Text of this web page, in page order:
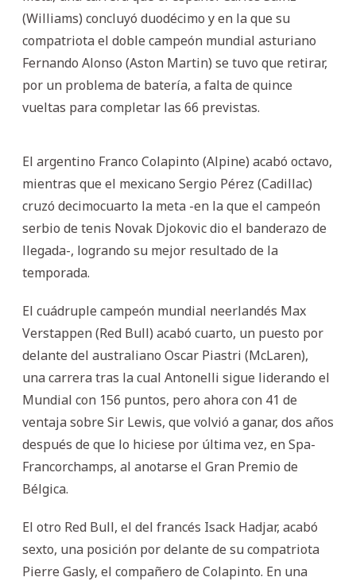
(Williams) concluyó duodécimo y en la que su
compatriota el doble campeón mundial asturiano
Fernando Alonso (Aston Martin) se tuvo que retirar,
por un problema de batería, a falta de quince
vueltas para completar las 66 previstas.
El argentino Franco Colapinto (Alpine) acabó octavo,
mientras que el mexicano Sergio Pérez (Cadillac)
cruzó decimocuarto la meta -en la que el campeón
serbio de tenis Novak Djokovic dio el banderazo de
llegada-, logrando su mejor resultado de la
temporada.
El cuádruple campeón mundial neerlandés Max
Verstappen (Red Bull) acabó cuarto, un puesto por
delante del australiano Oscar Piastri (McLaren),
una carrera tras la cual Antonelli sigue liderando el
Mundial con 156 puntos, pero ahora con 41 de
ventaja sobre Sir Lewis, que volvió a ganar, dos años
después de que lo hiciese por última vez, en Spa-
Francorchamps, al anotarse el Gran Premio de
Bélgica.
El otro Red Bull, el del francés Isack Hadjar, acabó
sexto, una posición por delante de su compatriota
Pierre Gasly, el compañero de Colapinto. En una